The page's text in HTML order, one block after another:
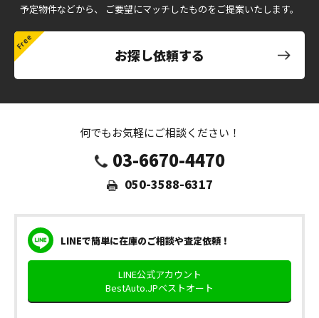
予定物件などから、
ご要望にマッチしたものをご提案いたします。
お探し依頼する
何でもお気軽にご相談ください！
03-6670-4470
050-3588-6317
LINEで簡単に在庫のご相談や査定依頼！
LINE公式アカウント
BestAuto.JPベストオート